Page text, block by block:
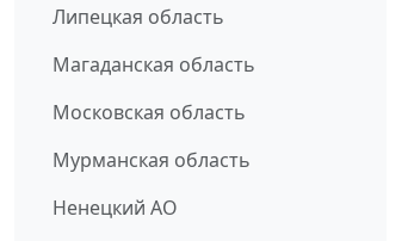
Липецкая область
Магаданская область
Московская область
Мурманская область
Ненецкий АО